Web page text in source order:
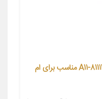
سفت کن تسمه دینام مدل A11-8111200CA مناسب برای ام